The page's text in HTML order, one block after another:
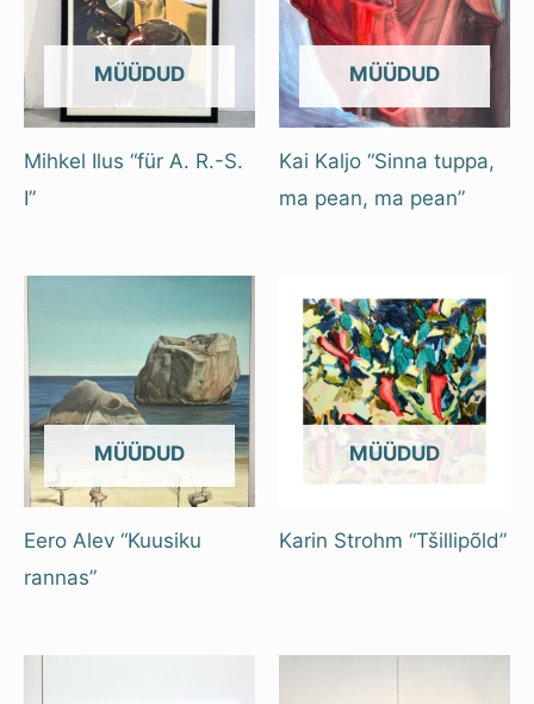
OUT OF STOCK
Mihkel Ilus “für A. R.-S.
I”
OUT OF STOCK
Kai Kaljo “Sinna tuppa,
ma pean, ma pean”
OUT OF STOCK
Eero Alev “Kuusiku
rannas”
OUT OF STOCK
Karin Strohm “Tšillipõld”